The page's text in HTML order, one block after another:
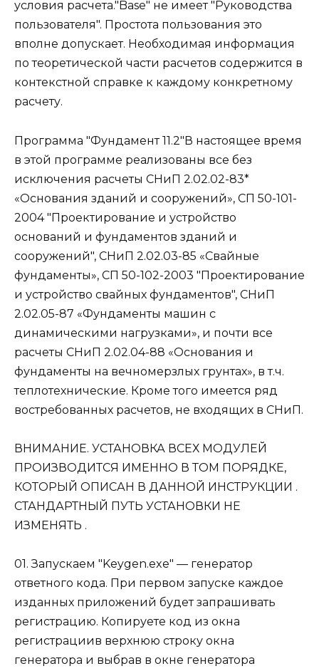
условия расчета."Base" не имеет "Руководства
пользователя". Простота пользования это
вполне допускает. Необходимая информация
по теоретической части расчетов содержится в
контекстной справке к каждому конкретному
расчету.
Программа "Фундамент 11.2"В настоящее время
в этой программе реализованы все без
исключения расчеты СНиП 2.02.02-83*
«Основания зданий и сооружений», СП 50-101-
2004 "Проектирование и устройство
оснований и фундаментов зданий и
сооружений", СНиП 2.02.03-85 «Свайные
фундаменты», СП 50-102-2003 "Проектирование
и устройство свайных фундаментов", СНиП
2.02.05-87 «Фундаменты машин с
динамическими нагрузками», и почти все
расчеты СНиП 2.02.04-88 «Основания и
фундаменты на вечномерзлых грунтах», в т.ч.
теплотехнические. Кроме того имеется ряд
востребованных расчетов, не входящих в СНиП.
ВНИМАНИЕ. УСТАНОВКА ВСЕХ МОДУЛЕЙ
ПРОИЗВОДИТСЯ ИМЕННО В ТОМ ПОРЯДКЕ,
КОТОРЫЙ ОПИСАН В ДАННОЙ ИНСТРУКЦИИ .
СТАНДАРТНЫЙ ПУТЬ УСТАНОВКИ НЕ
ИЗМЕНЯТЬ .
01. Запускаем "Keygen.exe" — генератор
ответного кода. При первом запуске каждое
изданных приложений будет запрашивать
регистрацию. Копируете код из окна
регистрациив верхнюю строку окна
генератора и выбрав в окне генератора